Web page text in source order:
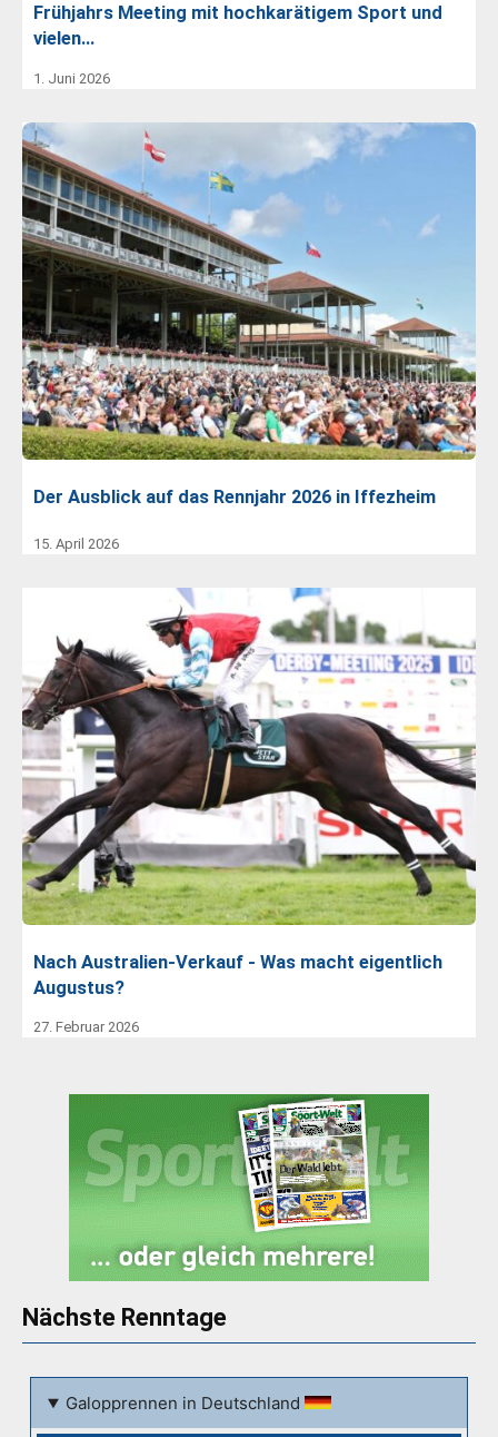
Frühjahrs Meeting mit hochkarätigem Sport und
vielen…
1. Juni 2026
Der Ausblick auf das Rennjahr 2026 in Iffezheim
15. April 2026
Nach Australien-Verkauf - Was macht eigentlich
Augustus?
27. Februar 2026
Nächste Renntage
Galopprennen in Deutschland